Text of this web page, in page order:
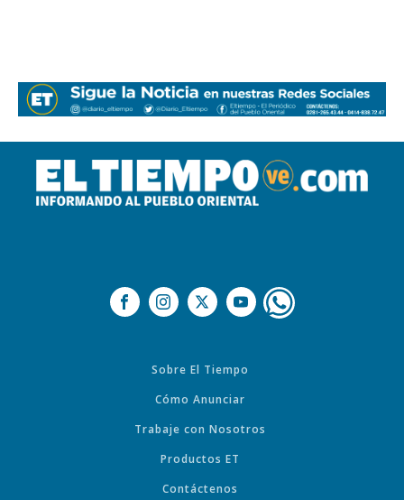
Sobre El Tiempo
Cómo Anunciar
Trabaje con Nosotros
Productos ET
Contáctenos